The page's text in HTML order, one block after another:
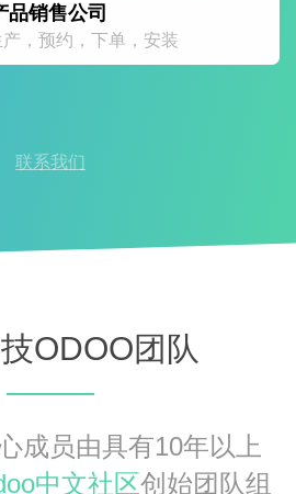
销售公司
，预约，下单，安装
联系我们
ODOO团队
成员由具有10年以上
中文社区创始团队组